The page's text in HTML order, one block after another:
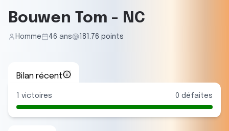
Bouwen Tom - NC
Homme 46 ans 181.76 points
Bilan récent
victoires 0 défaites